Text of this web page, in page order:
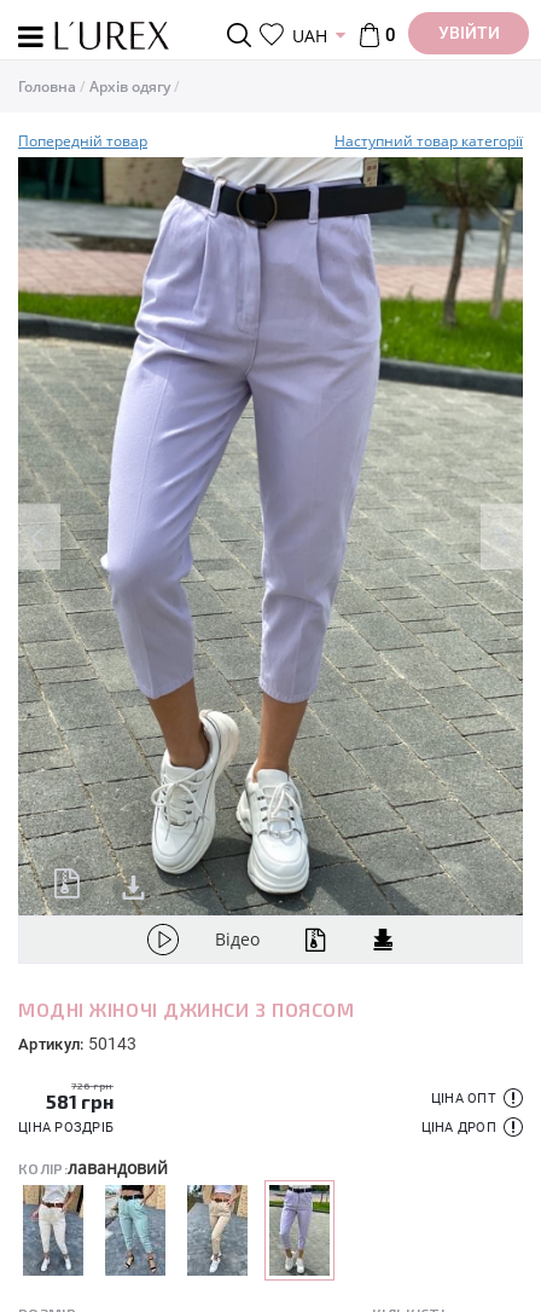
UAH 0 УВІЙТИ
Головна Архів одягу
Попередній товар Наступний товар категорії
Відео
МОДНІ ЖІНОЧІ ДЖИНСИ З ПОЯСОМ
Артикул: 50143
726 грн
581 грн
ЦІНА РОЗДРІБ
ЦІНА ОПТ
ЦІНА ДРОП
КОЛІР:лавандовий